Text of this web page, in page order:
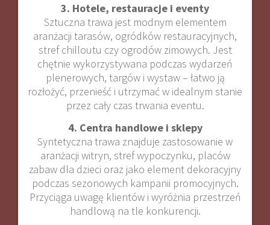
3. Hotele, restauracje i eventy
Sztuczna trawa jest modnym elementem
aranżacji tarasów, ogródków restauracyjnych,
stref chilloutu czy ogrodów zimowych. Jest
chętnie wykorzystywana podczas wydarzeń
plenerowych, targów i wystaw – łatwo ją
rozłożyć, przenieść i utrzymać w idealnym stanie
przez cały czas trwania eventu.
4. Centra handlowe i sklepy
Syntetyczna trawa znajduje zastosowanie w
aranżacji witryn, stref wypoczynku, placów
zabaw dla dzieci oraz jako element dekoracyjny
podczas sezonowych kampanii promocyjnych.
Przyciąga uwagę klientów i wyróżnia przestrzeń
handlową na tle konkurencji.